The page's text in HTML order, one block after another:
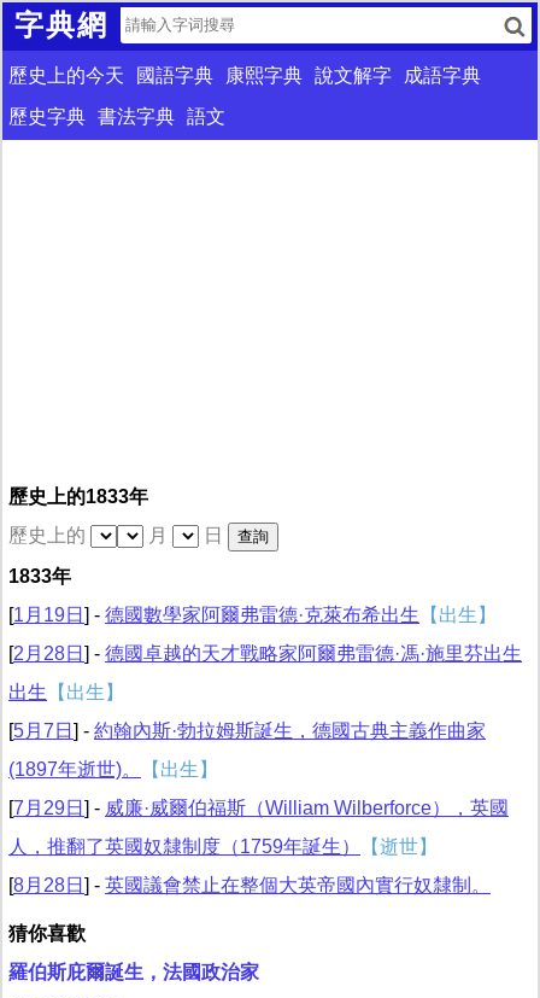
字典網
歷史上的今天 國語字典 康熙字典 說文解字
成語字典
歷史字典 書法字典 語文
歷史上的1833年
歷史上的
月
日
1833年
[1月19日 ] - 德國數學家阿爾弗雷德·克萊布希出生 【出生】
[2月28日 ] - 德國卓越的天才戰略家阿爾弗雷德·馮·施里芬出生
出生 【出生】
[5月7日 ] - 約翰內斯·勃拉姆斯誕生，德國古典主義作曲家
(1897年逝世)。
【出生】
[7月29日 ] - 威廉·威爾伯福斯（William Wilberforce），英國
人，推翻了英國奴隸制度（1759年誕生）
【逝世】
[8月28日 ] - 英國議會禁止在整個大英帝國內實行奴隸制。
猜你喜歡
羅伯斯庇爾誕生，法國政治家